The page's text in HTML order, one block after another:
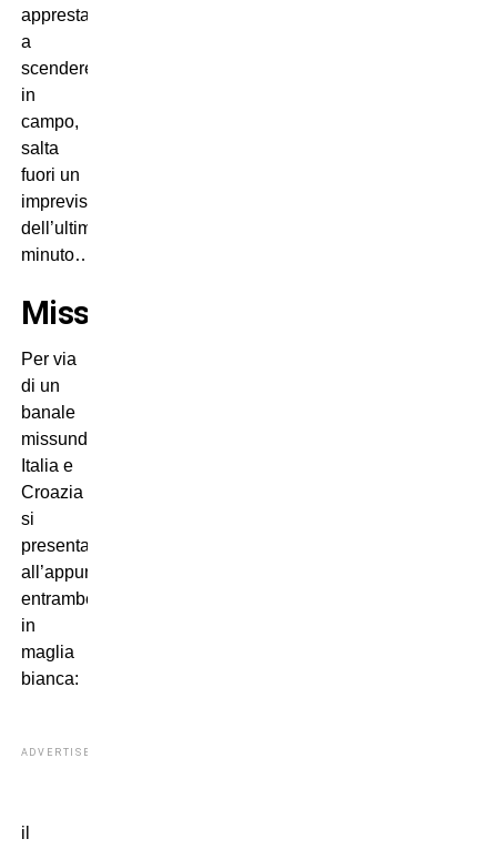
apprestano
a
scendere
in
campo,
salta
fuori un
imprevisto
dell’ultimo
minuto…
Missunderstanding
Per via
di un
banale
missunderstanding,
Italia e
Croazia
si
presentano
all’appuntamento
entrambe
in
maglia
bianca:
ADVERTISEMENT
il